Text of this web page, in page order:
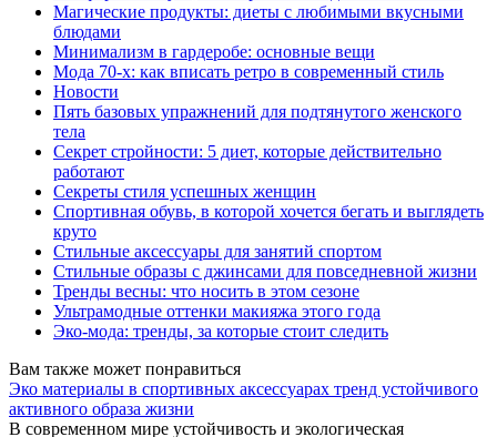
Магические продукты: диеты с любимыми вкусными
блюдами
Минимализм в гардеробе: основные вещи
Мода 70-х: как вписать ретро в современный стиль
Новости
Пять базовых упражнений для подтянутого женского
тела
Секрет стройности: 5 диет, которые действительно
работают
Секреты стиля успешных женщин
Спортивная обувь, в которой хочется бегать и выглядеть
круто
Стильные аксессуары для занятий спортом
Стильные образы с джинсами для повседневной жизни
Тренды весны: что носить в этом сезоне
Ультрамодные оттенки макияжа этого года
Эко-мода: тренды, за которые стоит следить
Вам также может понравиться
Эко материалы в спортивных аксессуарах тренд устойчивого
активного образа жизни
В современном мире устойчивость и экологическая